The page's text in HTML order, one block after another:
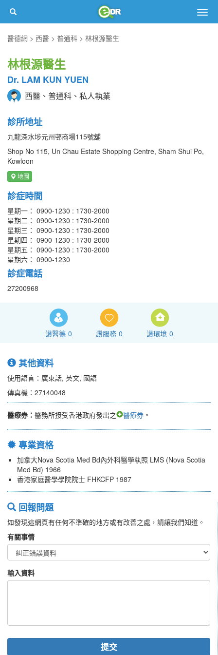
醫德網
西醫 普通科 林根源醫生
林根源醫生
Dr. LAM KUN YUEN
西醫、普通科、私人執業
診所地址
九龍深水埗元州邨商場115號舖
Shop No 115, Un Chau Estate Shopping Centre, Sham Shui Po,
Kowloon
地圖
診症時間
星期一： 0900-1230 : 1730-2000
星期二： 0900-1230 : 1730-2000
星期三： 0900-1230 : 1730-2000
星期四： 0900-1230 : 1730-2000
星期五： 0900-1230 : 1730-2000
星期六： 0900-1230
診症電話
27200968
讚醫德 0 讚服務 0 讚環境 0
其他資料
使用語言：廣東話, 英文, 國語
傳真機：27140048
醫療券： 醫務所接受香港政府發出之 醫療券 。
專業資格
加拿大Nova Scotia Med Bd內外科醫學執照 LMS (Nova Scotia
Med Bd) 1966
香港家庭醫學學院院士 FHKCFP 1987
回報問題
如發現這網頁有任何不準確的地方或有改善之處，請讓我們知道。
有關事情
輸入資料
提交